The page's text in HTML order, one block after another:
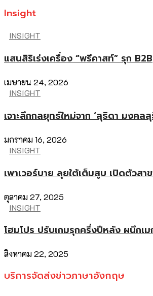
Insight
INSIGHT
แสนสิริเร่งเครื่อง “พรีคาสท์” รุก B2B
เมษายน 24, 2026
INSIGHT
เจาะลึกกลยุทธ์ใหม่จาก ‘สุธิดา มงคล
มกราคม 16, 2026
INSIGHT
เพาเวอร์บาย ลุยใต้เต็มสูบ เปิดตัวสา
ตุลาคม 27, 2025
INSIGHT
โฮมโปร ปรับเกมรุกครึ่งปีหลัง ผนึกเม
สิงหาคม 22, 2025
บริการจัดส่งข่าวภาษาอังกฤษ